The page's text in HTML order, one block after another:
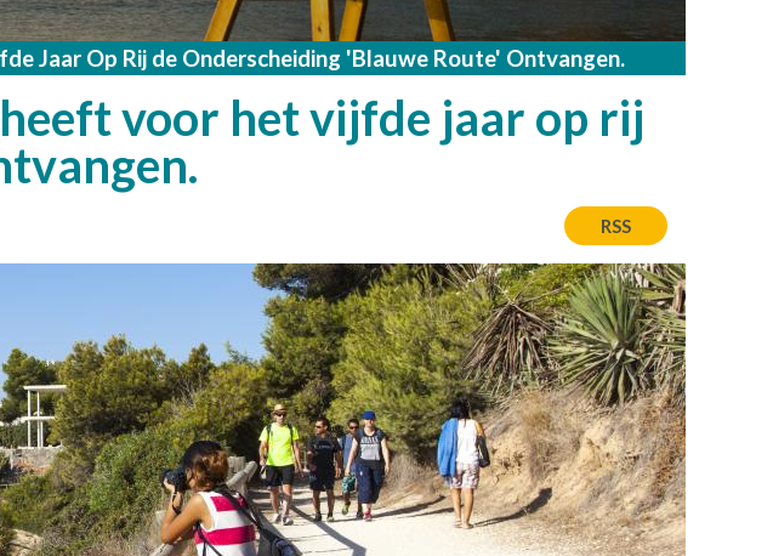
Jaar Op Rij de Onderscheiding 'Blauwe Route' Ontvangen.
voor het vijfde jaar op rij
RSS